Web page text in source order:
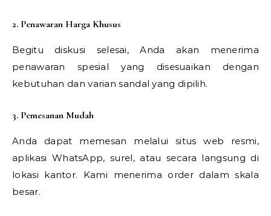
2. Penawaran Harga Khusus
Begitu diskusi selesai, Anda akan menerima
penawaran spesial yang disesuaikan dengan
kebutuhan dan varian sandal yang dipilih.
3. Pemesanan Mudah
Anda dapat memesan melalui situs web resmi,
aplikasi WhatsApp, surel, atau secara langsung di
lokasi kantor. Kami menerima order dalam skala
besar.